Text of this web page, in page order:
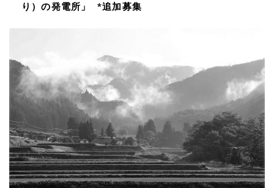
り）の発電所」 *追加募集